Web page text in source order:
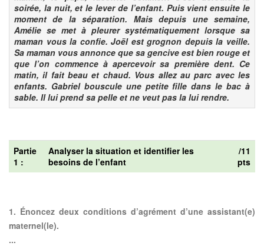
soirée, la nuit, et le lever de l’enfant. Puis vient ensuite le
moment de la séparation. Mais depuis une semaine,
Amélie se met à pleurer systématiquement lorsque sa
maman vous la confie. Joël est grognon depuis la veille.
Sa maman vous annonce que sa gencive est bien rouge et
que l’on commence à apercevoir sa première dent. Ce
matin, il fait beau et chaud. Vous allez au parc avec les
enfants. Gabriel bouscule une petite fille dans le bac à
sable. Il lui prend sa pelle et ne veut pas la lui rendre.
Partie
1 :
Analyser la situation et identifier les
besoins de l’enfant
/11
pts
1. Énoncez deux conditions d’agrément d’une assistant(e)
maternel(le).
...